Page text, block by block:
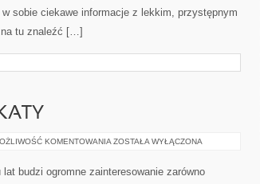
sobie ciekawe informacje z lekkim, przystępnym
tu znaleźć […]
KOMENTOWANIA EUROPEJSKIE
ZOSTAŁA WYŁĄCZONA
budzi ogromne zainteresowanie zarówno